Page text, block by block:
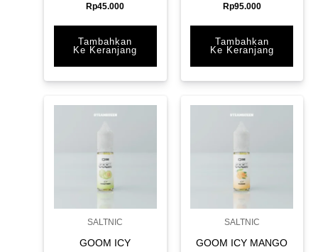
Rp45.000
Tambahkan
Ke Keranjang
Rp95.000
Tambahkan
Ke Keranjang
SALTNIC
GOOM ICY
SALTNIC
GOOM ICY MANGO